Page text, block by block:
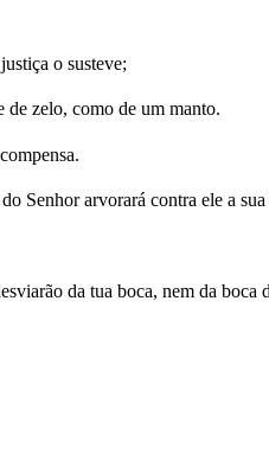
o susteve;
de zelo, como de um manto.
Senhor arvorará contra ele a sua
da tua boca, nem da boca